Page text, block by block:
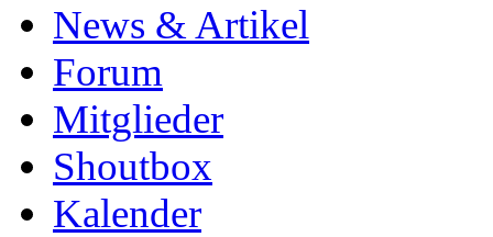
News & Artikel
Forum
Mitglieder
Shoutbox
Kalender